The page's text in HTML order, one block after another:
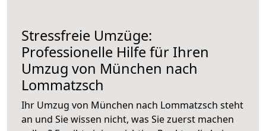
Stressfreie Umzüge:
Professionelle Hilfe für Ihren
Umzug von München nach
Lommatzsch
Ihr Umzug von München nach Lommatzsch steht
an und Sie wissen nicht, was Sie zuerst machen